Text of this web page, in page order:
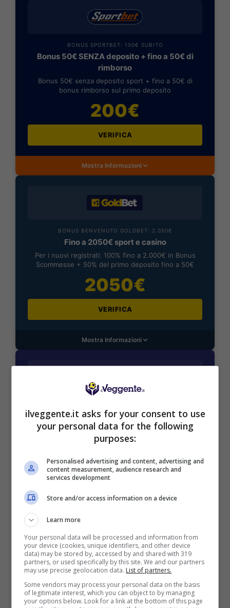
BONUS SPORTBET: 100€ SUBITO
Bonus 50€ SENZA deposito + fino a 50€ di
rimborso
Bonus 50€ senza deposito sport + fino a 50€ di
bonus rimborso sul primo deposito
200€
VERIFICA
Mostra Informazioni
BONUS BENVENUTO GOLDBET: 2.050€
Fino a 2050€ sport e casino
Per i nuovi registrati: 100% fino a 2.000€ in Bonus
Scommesse + 50% del primo deposito fino a 50€
2050€
VERIFICA
Mostra Informazioni
Fino a 2050€ bonus scommesse e sport
Per i nuovi utenti della piattaforma: 100% fino a 50€ in
Bonus Scommesse + 100% fino a 2000€ in Bonus
2050€
SNAI
Bonus Benvenuto Sport: fino a 1.000€
50% sul deposito fino a 50€
ilveggente.it asks for your consent to use
your personal data for the following
purposes:
Personalised advertising and content, advertising and
content measurement, audience research and
services development
Store and/or access information on a device
Learn more
Your personal data will be processed and information from
your device (cookies, unique identifiers, and other device
data) may be stored by, accessed by and shared with 319
partners, or used specifically by this site. We and our partners
may use precise geolocation data. List of partners.
Some vendors may process your personal data on the basis
of legitimate interest, which you can object to by managing
your options below. Look for a link at the bottom of this page